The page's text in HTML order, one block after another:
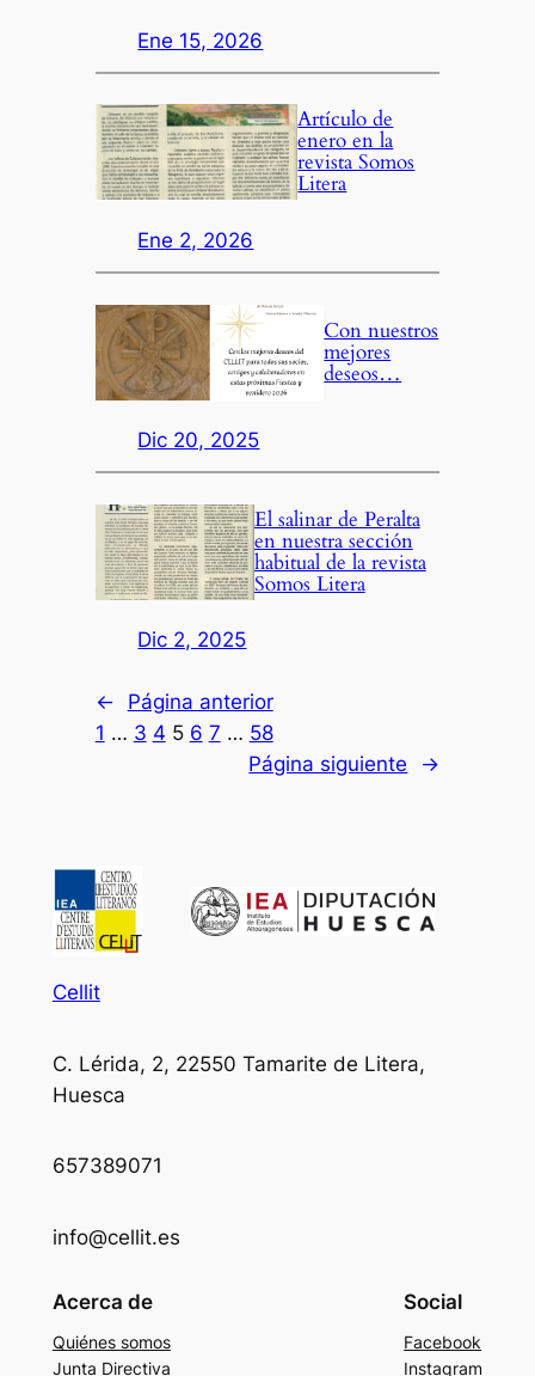
Ene 15, 2026
Artículo de
enero en la
revista Somos
Litera
Ene 2, 2026
Con nuestros
mejores
deseos…
Dic 20, 2025
El salinar de Peralta
en nuestra sección
habitual de la revista
Somos Litera
Dic 2, 2025
←
Página anterior
1 … 3 4 5 6 7 … 58
Página siguiente
→
Cellit
C. Lérida, 2, 22550 Tamarite de Litera,
Huesca
657389071
info@cellit.es
Acerca de
Quiénes somos
Junta Directiva
Social
Facebook
Instagram